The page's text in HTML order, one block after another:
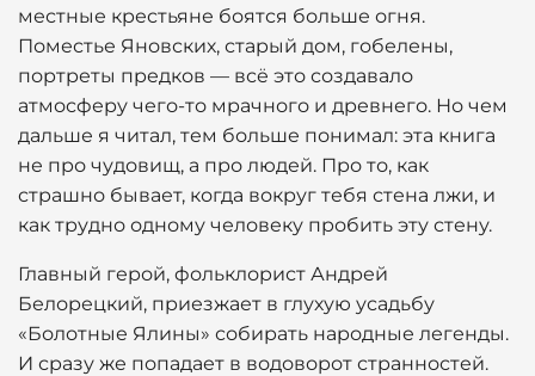
местные крестьяне боятся больше огня.
Поместье Яновских, старый дом, гобелены,
портреты предков — всё это создавало
атмосферу чего-то мрачного и древнего. Но чем
дальше я читал, тем больше понимал: эта книга
не про чудовищ, а про людей. Про то, как
страшно бывает, когда вокруг тебя стена лжи, и
как трудно одному человеку пробить эту стену.
Главный герой, фольклорист Андрей
Белорецкий, приезжает в глухую усадьбу
«Болотные Ялины» собирать народные легенды.
И сразу же попадает в водоворот странностей.